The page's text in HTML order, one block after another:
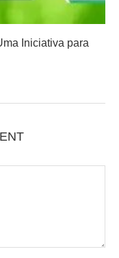
Iniciativa para